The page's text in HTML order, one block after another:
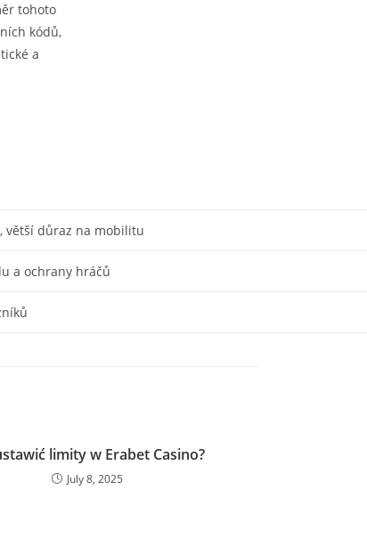
tohoto
kódů,
a
větší důraz na mobilitu
a ochrany hráčů
limity w Erabet Casino?
July 8, 2025